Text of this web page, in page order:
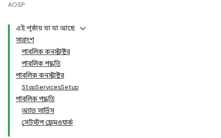
AOSP
এই পৃষ্ঠায় যা যা আছে
সারাংশ
পাবলিক কনস্ট্রাক্টর
পাবলিক পদ্ধতি
পাবলিক কনস্ট্রাক্টর
StopServicesSetup
পাবলিক পদ্ধতি
অ্যাড সার্ভিস
সেটস্টপ ফ্রেমওয়ার্ক